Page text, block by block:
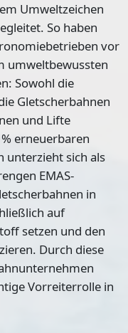
Umweltzeichen
So haben
vor
umweltbewussten
Sowohl die
Gletscherbahnen
und Lifte
erneuerbaren
unterzieht sich als
EMAS-
in
auf
setzen und den
Durch diese
Vorreiterrolle in